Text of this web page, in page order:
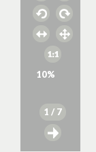
10%
1 / 7